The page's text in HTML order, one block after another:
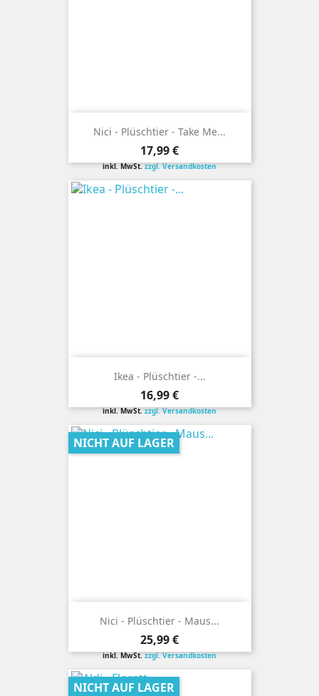
Nici - Plüschtier - Take Me...
Preis
17,99 €
inkl. MwSt.zzgl. Versandkosten
Ikea - Plüschtier -...
Preis
16,99 €
inkl. MwSt.zzgl. Versandkosten
Nici - Plüschtier - Maus...
Preis
25,99 €
inkl. MwSt.zzgl. Versandkosten
NICHT AUF LAGER
NICHT AUF LAGER